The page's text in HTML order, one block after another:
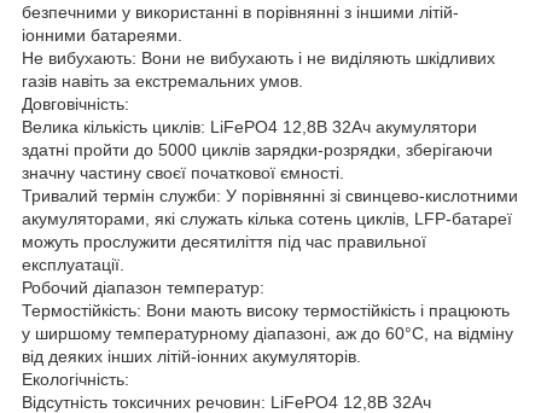
безпечними у використанні в порівнянні з іншими літій-
іонними батареями.
Не вибухають: Вони не вибухають і не виділяють шкідливих
газів навіть за екстремальних умов.
Довговічність:
Велика кількість циклів: LiFePO4 12,8В 32Ач акумулятори
здатні пройти до 5000 циклів зарядки-розрядки, зберігаючи
значну частину своєї початкової ємності.
Тривалий термін служби: У порівнянні зі свинцево-кислотними
акумуляторами, які служать кілька сотень циклів, LFP-батареї
можуть прослужити десятиліття під час правильної
експлуатації.
Робочий діапазон температур:
Термостійкість: Вони мають високу термостійкість і працюють
у ширшому температурному діапазоні, аж до 60°C, на відміну
від деяких інших літій-іонних акумуляторів.
Екологічність:
Відсутність токсичних речовин: LiFePO4 12,8В 32Ач